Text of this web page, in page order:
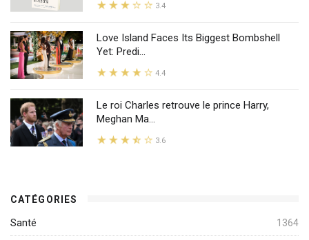
3.4
Love Island Faces Its Biggest Bombshell
Yet: Predi...
4.4
Le roi Charles retrouve le prince Harry,
Meghan Ma...
3.6
CATÉGORIES
Santé 1364